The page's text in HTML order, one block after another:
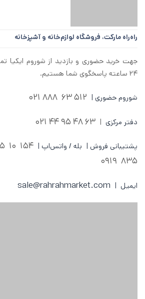
راه‌راه مارکت، فروشگاه لوازم‌خانه و آشپزخانه
۲۴ ساعته پاسخگوی شما هستیم.
شوروم حضوری | 512 63 888 021
دفتر مرکزی |
63 48 95 44 021
پشتیبانی فروش | بله / واتس‌اپ | 154 10 35
835 0919
ایمیل | sale@rahrahmarket.com